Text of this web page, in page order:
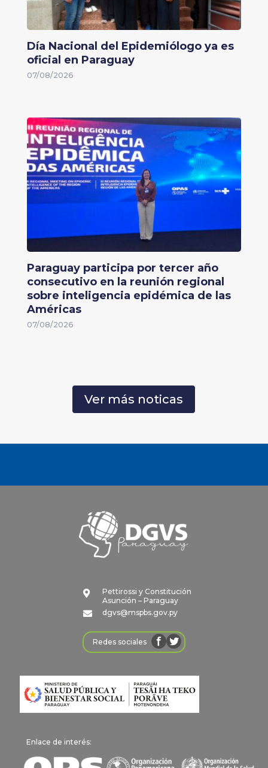
Día Nacional del Epidemiólogo ya es
oficial en Paraguay
07/08/2026
Paraguay participa por tercer año
consecutivo en la reunión regional
sobre inteligencia epidémica de las
Américas
07/08/2026
Ver más noticas

Pettirossi y Constitución
Asunción – Paraguay

dgvs@mspbs.gov.py
Redes sociales
Enlace de interés: